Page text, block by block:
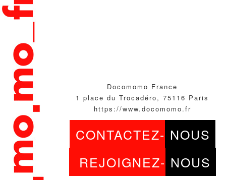
Docomomo France
1 place du Trocadéro, 75116 Paris
https://www.docomomo.fr
CONTACTEZ- NOUS
REJOIGNEZ- NOUS